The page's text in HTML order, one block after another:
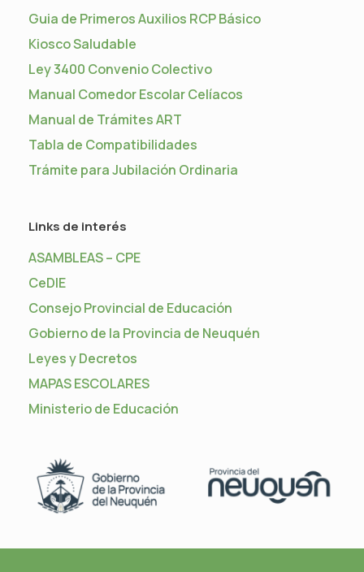
Guia de Primeros Auxilios RCP Básico
Kiosco Saludable
Ley 3400 Convenio Colectivo
Manual Comedor Escolar Celíacos
Manual de Trámites ART
Tabla de Compatibilidades
Trámite para Jubilación Ordinaria
Links de interés
ASAMBLEAS – CPE
CeDIE
Consejo Provincial de Educación
Gobierno de la Provincia de Neuquén
Leyes y Decretos
MAPAS ESCOLARES
Ministerio de Educación